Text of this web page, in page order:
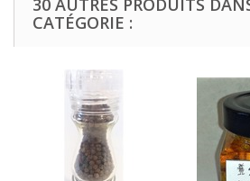
30 AUTRES PRODUITS
CATÉGORIE :